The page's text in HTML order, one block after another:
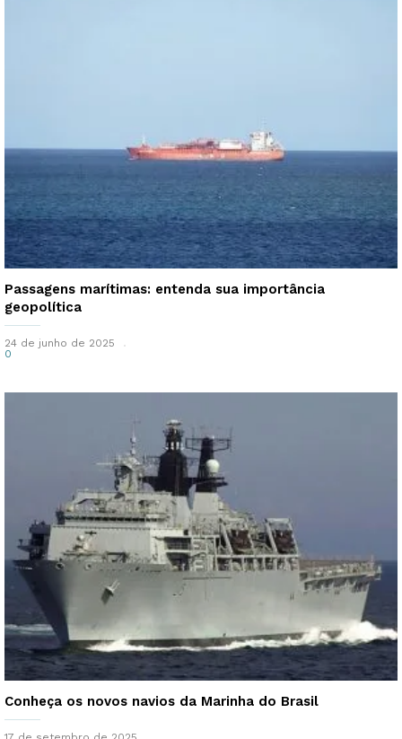
Passagens marítimas: entenda sua importância
geopolítica
24 de junho de 2025
0
Conheça os novos navios da Marinha do Brasil